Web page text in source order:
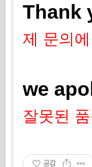
Thank
제 문의
we
잘못된
공감